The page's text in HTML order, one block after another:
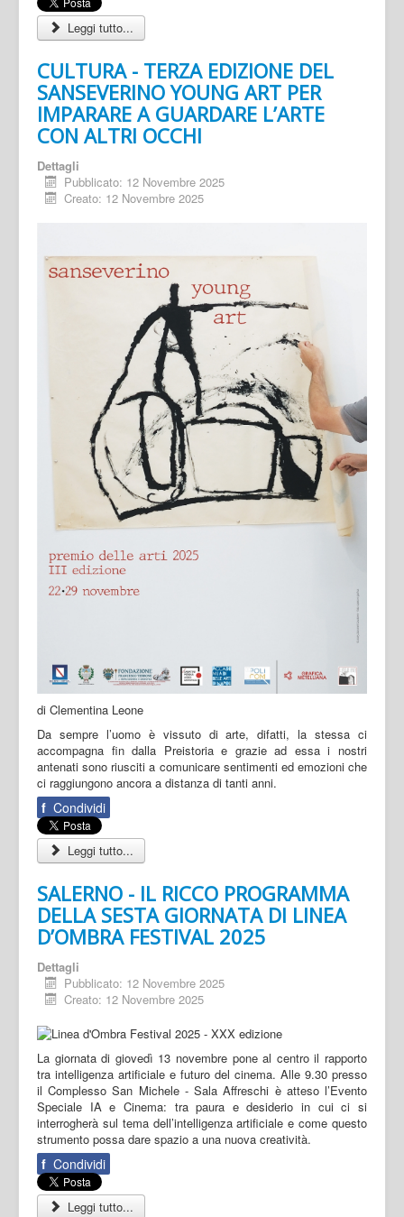
Leggi tutto...
CULTURA - TERZA EDIZIONE DEL
SANSEVERINO YOUNG ART PER
IMPARARE A GUARDARE L’ARTE
CON ALTRI OCCHI
Dettagli
Pubblicato: 12 Novembre 2025
Creato: 12 Novembre 2025
di Clementina Leone
Da sempre l’uomo è vissuto di arte, difatti, la stessa ci
accompagna fin dalla Preistoria e grazie ad essa i nostri
antenati sono riusciti a comunicare sentimenti ed emozioni che
ci raggiungono ancora a distanza di tanti anni.
f Condividi
Leggi tutto...
SALERNO - IL RICCO PROGRAMMA
DELLA SESTA GIORNATA DI LINEA
D’OMBRA FESTIVAL 2025
Dettagli
Pubblicato: 12 Novembre 2025
Creato: 12 Novembre 2025
La giornata di giovedì 13 novembre pone al centro il rapporto
tra intelligenza artificiale e futuro del cinema. Alle 9.30 presso
il Complesso San Michele - Sala Affreschi è atteso l’Evento
Speciale IA e Cinema: tra paura e desiderio in cui ci si
interrogherà sul tema dell’intelligenza artificiale e come questo
strumento possa dare spazio a una nuova creatività.
f Condividi
Leggi tutto...